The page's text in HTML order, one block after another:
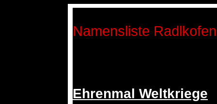
Namensliste Radlkofen
Ehrenmal Weltkriege